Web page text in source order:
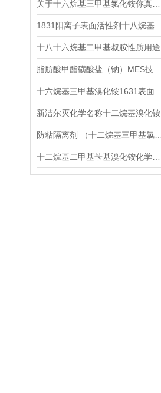
十八十六烷基二甲基叔胺性质用途
新洁尔灭化学名称十二烷基溴化铵